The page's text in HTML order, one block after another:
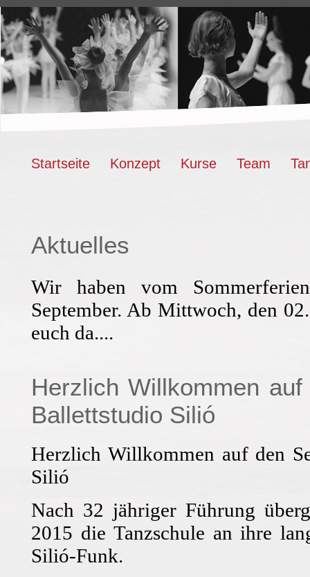
Startseite Konzept Kurse Team
Aktuelles
Wir haben vom
September. Ab Mittwoch, den
euch da....
Herzlich Willkommen
Ballettstudio Silió
Herzlich Willkommen auf den
Silió
Nach 32 jähriger Führung
2015 die Tanzschule an ihre
Silió-Funk.